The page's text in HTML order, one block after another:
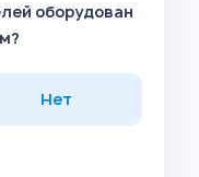
оборудован
Нет